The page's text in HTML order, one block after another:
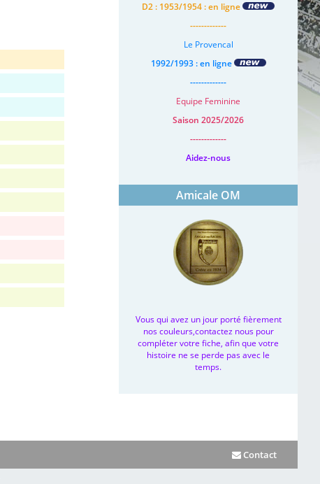
D2 : 1953/1954 : en ligne
-------------
Le Provencal
1992/1993 : en ligne
-------------
Equipe Feminine
Saison 2025/2026
-------------
Aidez-nous
Amicale OM
Vous qui avez un jour porté fièrement
nos couleurs,contactez nous pour
compléter votre fiche, afin que votre
histoire ne se perde pas avec le
temps.
Contact